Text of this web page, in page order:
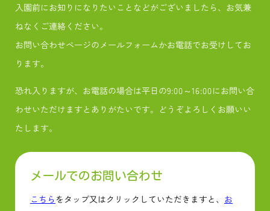
入園前にお知りになりたいことなどがございましたら、お気兼
ねなくご連絡ください。
お問い合わせページのメールフォームかお電話でお受けしてお
ります。
恐れ入りますが、お電話の場合は平日の9:00～16:00にお問い合
わせいただけますとありがたいです。どうぞよろしくお願いい
たします。
メールでのお問い合わせ
こちらをタップ又はクリックしていただきますと、 お